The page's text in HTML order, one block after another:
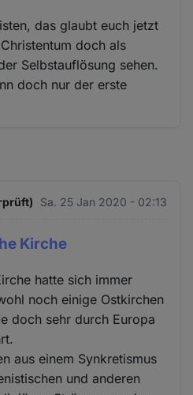
das glaubt euch jetzt
doch als
Selbstauflösung sehen.
doch nur der erste
Sa. 25 Jan 2020 - 02:13
Kirche
hatte sich immer
noch einige Ostkirchen
doch sehr durch Europa
aus einem Synkretismus
und anderen